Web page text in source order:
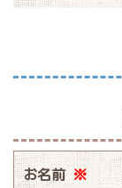
お名前 ※